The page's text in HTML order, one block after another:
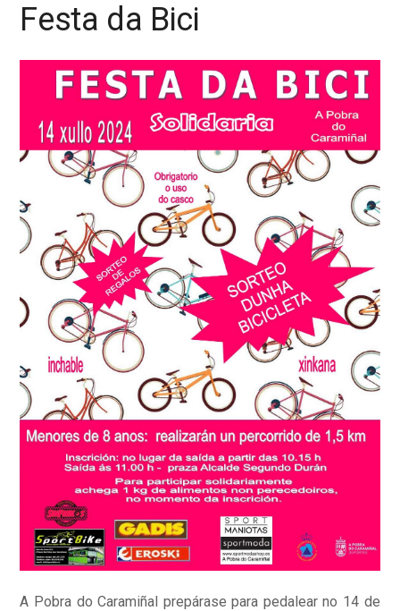
Festa da Bici
A Pobra do Caramiñal prepárase para pedalear no 14 de